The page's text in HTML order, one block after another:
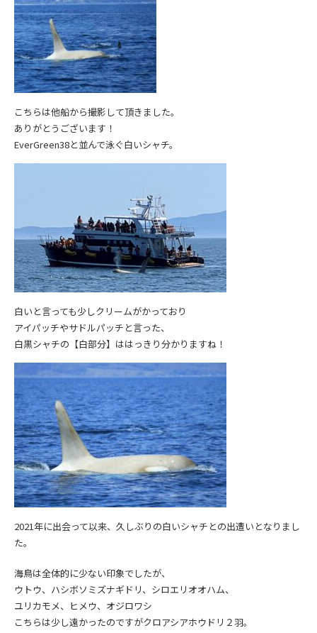
こちらは他船から撮影して頂きました。
ありがとうございます！
EverGreen38と並んで泳ぐ白いシャチ。
白いと言っても少しクリームがかっており
アイパッチやサドルパッチと言った、
白黒シャチの【白部分】ははっきり分かりますね！
2021年に出会って以来、久しぶりの白いシャチとの出遭いとなりまし
た。
海鳥は全体的に少ない印象でしたが、
ウトウ、ハシボソミズナギドリ、シロエリオオハム、
ユリカモメ、ヒメウ、オジロワシ
こちらは少し遠かったのですがクロアシアホウドリ２羽。